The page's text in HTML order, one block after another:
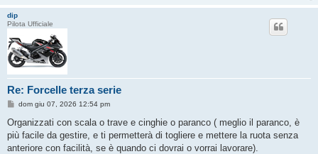
dip
Pilota Ufficiale
Re: Forcelle terza serie
M
s
s
a
g
dom giu 07, 2026 12:54 pm
Organizzati con scala o trave e cinghie o paranco ( meglio il paranco, è
più facile da gestire, e ti permetterà di togliere e mettere la ruota senza
anteriore con facilità, se è quando ci dovrai o vorrai lavorare).